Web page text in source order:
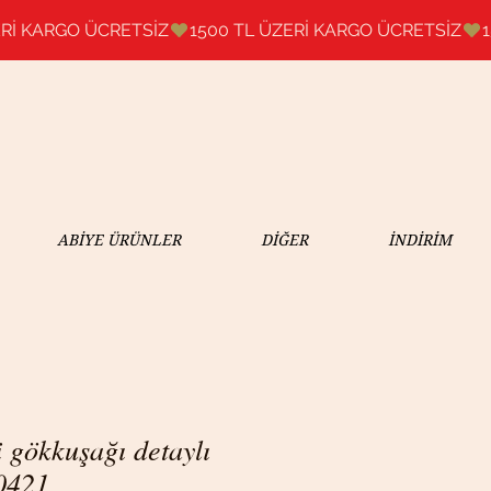
ABİYE ÜRÜNLER DİĞER İNDİRİM
detaylı